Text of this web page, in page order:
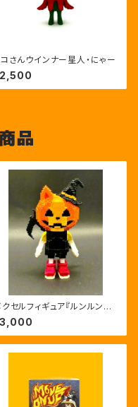
さんウインナー星人・にゃー
品
セルフィギュア『ルンルンバ
ンタン』